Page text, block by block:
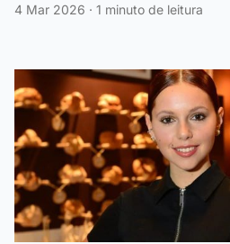
4 Mar 2026 · 1 minuto de leitura